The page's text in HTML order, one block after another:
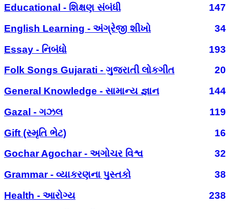
Educational - શિક્ષણ સંબંધી
147
English Learning - અંગ્રેજી શીખો
34
Essay - નિબંધો
193
Folk Songs Gujarati - ગુજરાતી લોકગીત
20
General Knowledge - સામાન્ય જ્ઞાન
144
Gazal - ગઝલ
119
Gift (સ્મૃતિ ભેટ)
16
Gochar Agochar - અગોચર વિશ્વ
32
Grammar - વ્યાકરણના પુસ્તકો
38
Health - આરોગ્ય
238